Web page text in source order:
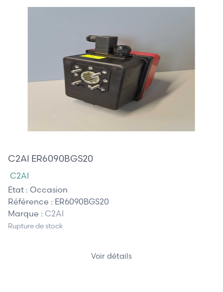
C2AI ER6090BGS20
C2AI
Etat : Occasion
Référence : ER6090BGS20
Marque : C2AI
Rupture de stock
Voir détails